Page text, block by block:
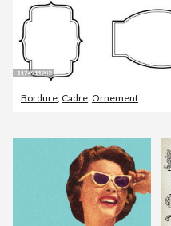
Bordure, Cadre, Ornement